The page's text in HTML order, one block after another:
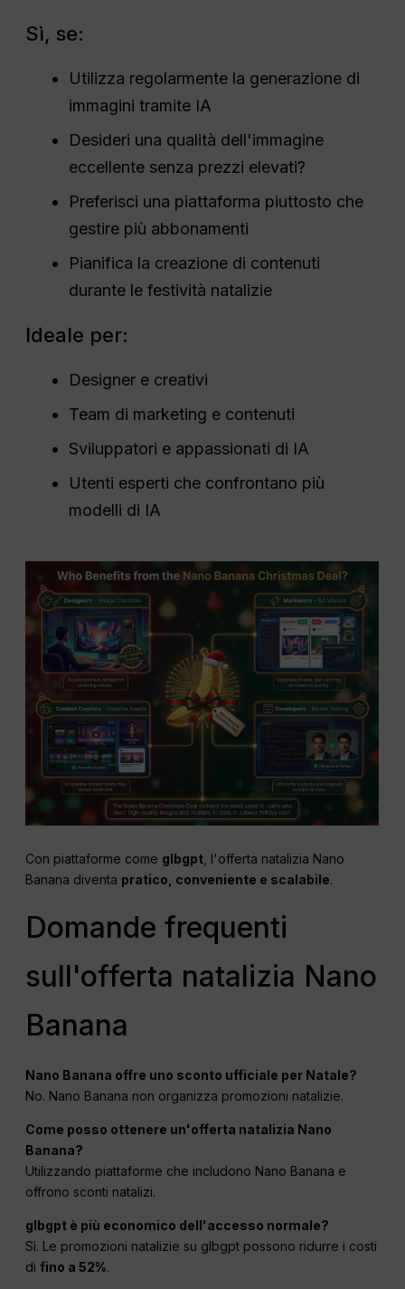
Sì, se:
Utilizza regolarmente la generazione di
immagini tramite IA
Desideri una qualità dell'immagine
eccellente senza prezzi elevati?
Preferisci una piattaforma piuttosto che
gestire più abbonamenti
Pianifica la creazione di contenuti
durante le festività natalizie
Ideale per:
Designer e creativi
Team di marketing e contenuti
Sviluppatori e appassionati di IA
Utenti esperti che confrontano più
modelli di IA
Con piattaforme come glbgpt , l'offerta natalizia Nano
Banana diventa pratico, conveniente e scalabile.
Domande frequenti
sull'offerta natalizia Nano
Banana
Nano Banana offre uno sconto ufficiale per Natale?
No. Nano Banana non organizza promozioni natalizie.
Come posso ottenere un'offerta natalizia Nano
Banana?
Utilizzando piattaforme che includono Nano Banana e
offrono sconti natalizi.
glbgpt è più economico dell'accesso normale?
Sì. Le promozioni natalizie su glbgpt possono ridurre i costi
difino a 52%.